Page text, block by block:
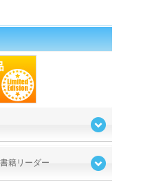
籍リーダー